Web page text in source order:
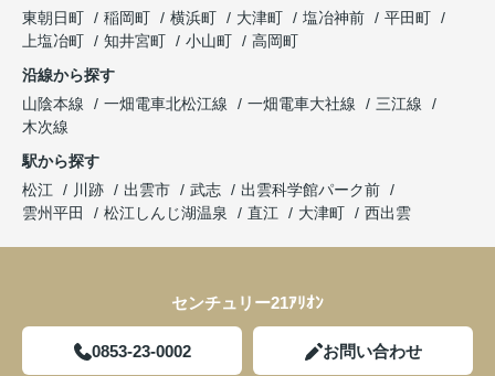
東朝日町
稲岡町 横浜町 大津町 塩冶神前
平田町
上塩冶町
知井宮町 小山町
高岡町
沿線から探す
山陰本線
一畑電車北松江線 一畑電車大社線
三江線
木次線
駅から探す
松江
川跡 出雲市 武志
出雲科学館パーク前
雲州平田
松江しんじ湖温泉 直江 大津町 西出雲
センチュリー21ｱﾘｵﾝ
0853-23-0002 お問い合わせ